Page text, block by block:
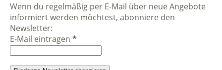
Wenn du regelmäßig per E-Mail über neue Angebote
informiert werden möchtest, abonniere den
Newsletter:
E-Mail eintragen *